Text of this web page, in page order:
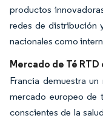
productos
redes de distribución
nacionales como
Mercado de Té RTD
Francia demuestra
mercado europeo de
conscientes de la